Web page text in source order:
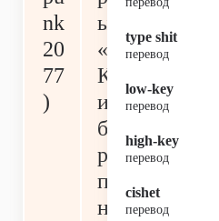
nk
20
77
)
ы
«
К
и
бе
р
па
н
type shit
перевод
low-key
перевод
high-key
перевод
cishet
перевод